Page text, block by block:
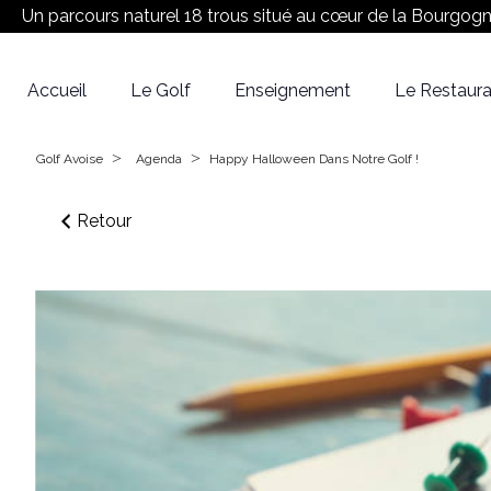
Un parcours naturel 18 trous situé au cœur de la
Accueil
Le Golf
Enseignement Le
Golf Avoise > Agenda > Happy Halloween Dans Notre Golf !
Retour